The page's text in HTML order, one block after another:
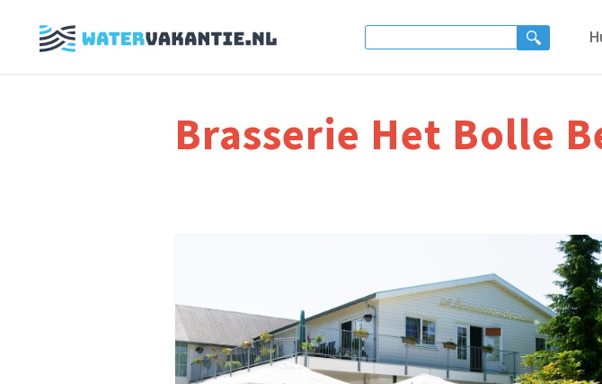
Brasserie Het Bolle